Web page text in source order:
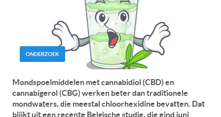
ONDERZOEK
Mondspoelmiddelen met cannabidiol (CBD) en
cannabigerol (CBG) werken beter dan traditionele
mondwaters, die meestal chloorhexidine bevatten. Dat
blijkt uit een recente Belgische studie, die eind juni